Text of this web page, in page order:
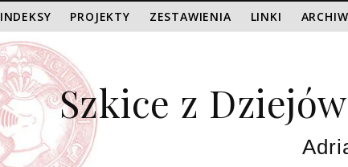
INDEKSY PROJEKTY ZESTAWIENIA LINKI
Szkice z